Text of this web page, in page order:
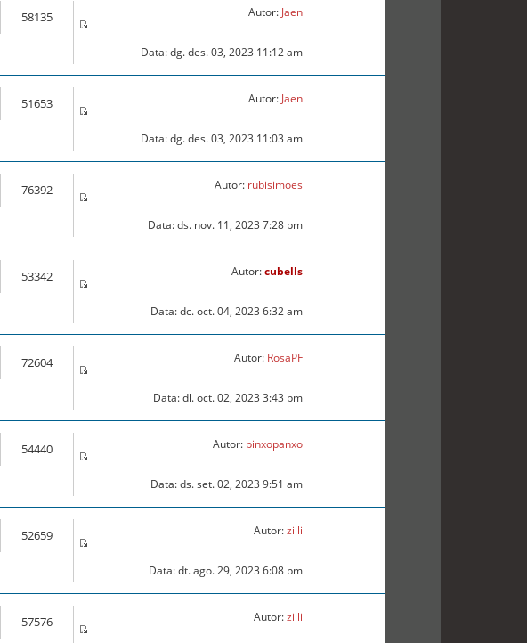
58135 Autor: Jaen
Data: dg. des. 03, 2023 11:12 am
51653 Autor: Jaen
Data: dg. des. 03, 2023 11:03 am
76392 Autor: rubisimoes
Data: ds. nov. 11, 2023 7:28 pm
53342 Autor:cubells
Data: dc. oct. 04, 2023 6:32 am
72604 Autor: RosaPF
Data: dl. oct. 02, 2023 3:43 pm
54440 Autor: pinxopanxo
Data: ds. set. 02, 2023 9:51 am
52659 Autor:zilli
Data: dt. ago. 29, 2023 6:08 pm
57576 Autor:zilli